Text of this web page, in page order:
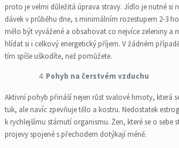
proto je velmi důležitá úprava stravy. Jídlo je nutné si
dávek v průběhu dne, s minimálním rozestupem 2-3
mělo být vyvážené a obsahovat co nejvíce zeleniny a
hlídat si i celkový energetický příjem. V žádném
tím spíše uškodíte, než pomůžete.
Pohyb na čerstvém vzduchu
Aktivní pohyb přináší nejen růst svalové hmoty, která
tuk, ale navíc zpevňuje tělo a kostru. Nedostatek
k rychlejšímu stárnutí organismu. Žen, které se o sebe
projevy spojené s přechodem dotýkají méně.